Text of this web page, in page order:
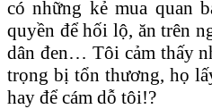
có những kẻ mua quan
quyền để hối lộ, ăn trên
dân đen… Tôi cảm thấy
trọng bị tổn thương, họ
hay để cám dỗ tôi!?